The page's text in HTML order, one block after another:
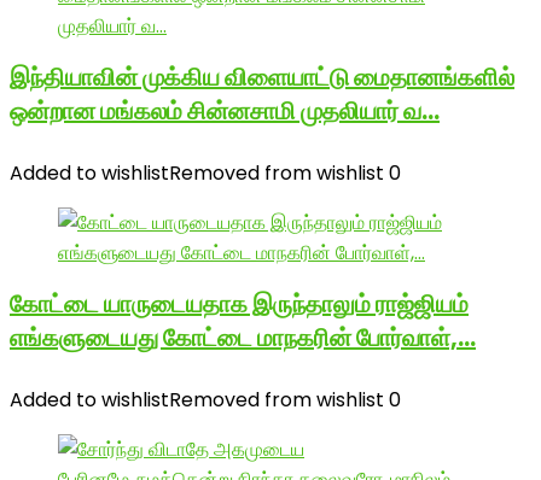
இந்தியாவின் முக்கிய விளையாட்டு மைதானங்களில்
ஒன்றான மங்கலம் சின்னசாமி முதலியார் வ…
Added to wishlistRemoved from wishlist 0
கோட்டை யாருடையதாக இருந்தாலும் ராஜ்ஜியம்
எங்களுடையது கோட்டை மாநகரின் போர்வாள்,…
Added to wishlistRemoved from wishlist 0